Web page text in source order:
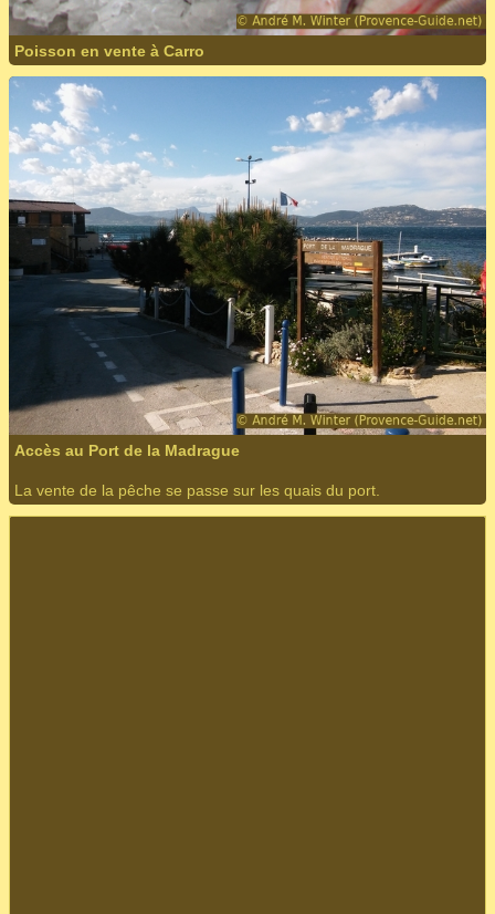
Poisson en vente à Carro
Accès au Port de la Madrague
La vente de la pêche se passe sur les quais du port.